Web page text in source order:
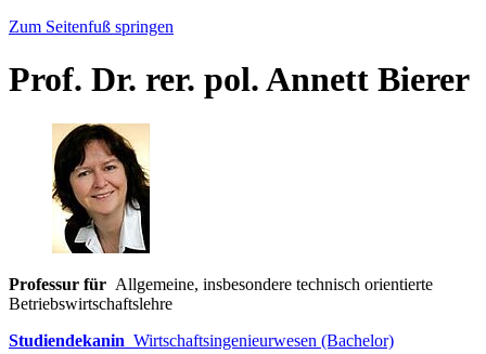
Zum Seitenfuß springen
Prof. Dr. rer. pol. Annett Bierer
Professur für Allgemeine, insbesondere technisch orientierte
Betriebswirtschaftslehre
Studiendekanin Wirtschaftsingenieurwesen (Bachelor)